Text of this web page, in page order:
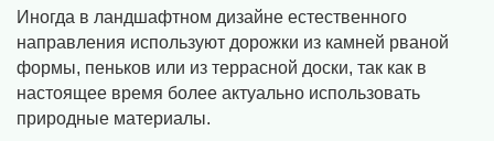
Иногда в ландшафтном дизайне естественного
направления используют дорожки из камней рваной
формы, пеньков или из террасной доски, так как в
настоящее время более актуально использовать
природные материалы.